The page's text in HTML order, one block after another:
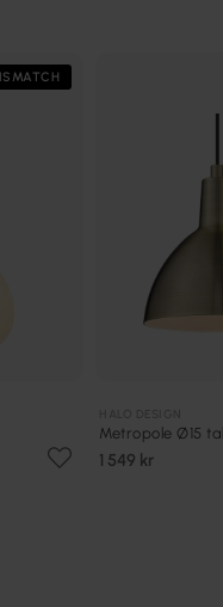
Metropole Ø15
1 549 kr